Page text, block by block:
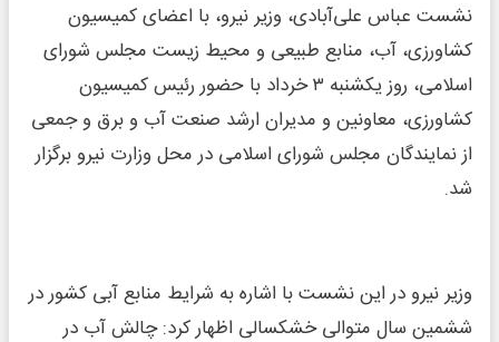
نشست عباس علی‌آبادی، وزیر نیرو، با اعضای کمیسیون
کشاورزی، آب، منابع طبیعی و محیط زیست مجلس شورای
اسلامی، روز یکشنبه ۳ خرداد با حضور رئیس کمیسیون
کشاورزی، معاونین و مدیران ارشد صنعت آب و برق و جمعی
از نمایندگان مجلس شورای اسلامی در محل وزارت نیرو برگزار
شد.
وزیر نیرو در این نشست با اشاره به شرایط منابع آبی کشور در
ششمین سال متوالی خشکسالی اظهار کرد: چالش آب در